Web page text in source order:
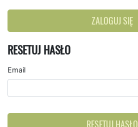
ZALOGUJ SIĘ
RESETUJ HASŁO
Email
RESETUJ HASŁO